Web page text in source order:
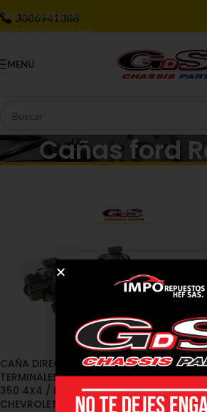
Skip to navigation
Skip to main content
3006941388
MENU
Cañas ford
CAÑA DIRECCION (UNION
TERMINALES) RANGER 75 / F-
350 4X4 / E-350 / RAM /
CHEVROLET (04-0501)